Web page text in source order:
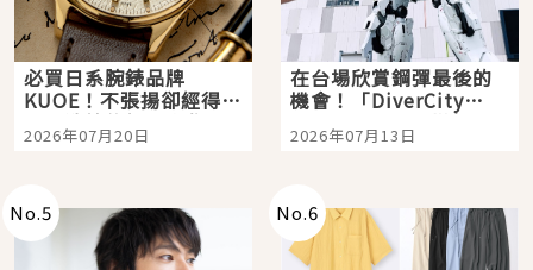
必買日系腕錶品牌
KUOE！不張揚卻經得起
時間洗鍊的經典之作五
選
2026年07月20日
在台場欣賞鋼彈最後的
機會！「DiverCity
Tokyo Plaza」搭船、
購物、美食及夜景，一
2026年07月13日
No.5 No.6